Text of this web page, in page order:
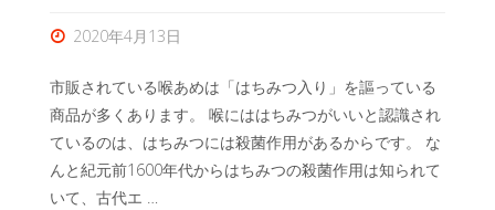
2020年4月13日
市販されている喉あめは「はちみつ入り」を謳っている
商品が多くあります。 喉にははちみつがいいと認識され
ているのは、はちみつには殺菌作用があるからです。 な
んと紀元前1600年代からはちみつの殺菌作用は知られて
いて、古代エ …